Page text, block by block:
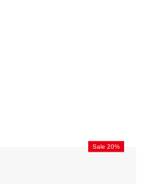
Sale 20%